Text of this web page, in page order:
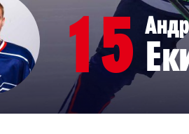
Амурские Тигры
Красная Машина-Юниор
Крылья Советов
МХК Динамо-Карелия
МХК Спартак-МАХ
15